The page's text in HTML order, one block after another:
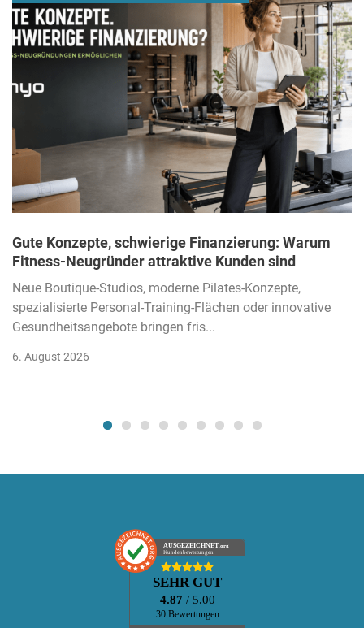
Gute Konzepte, schwierige Finanzierung: Warum
Fitness-Neugründer attraktive Kunden sind
Neue Boutique-Studios, moderne Pilates-Konzepte,
spezialisierte Personal-Training-Flächen oder innovative
Gesundheitsangebote bringen fris...
6. August 2026
AUSGEZEICHNET.org
Kundenbewertungen
SEHR GUT
4.87 / 5.00
30 Bewertungen